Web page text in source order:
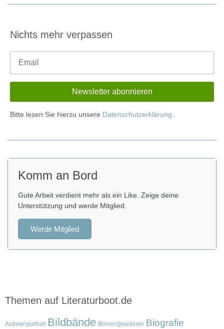
Nichts mehr verpassen
Bitte lesen Sie hierzu unsere Datenschutzerklärung
Komm an Bord
Gute Arbeit verdient mehr als ein Like. Zeige deine
Unterstützung und werde Mitglied.
Werde Mitglied
Themen auf Literaturboot.de
Autorenportrait Bildbände Binnengewässer Biografie